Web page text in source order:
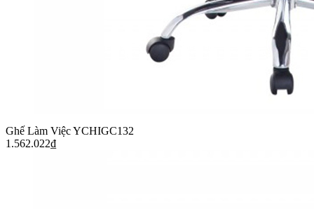
Ghế Làm Việc YCHIGC132
1.562.022₫